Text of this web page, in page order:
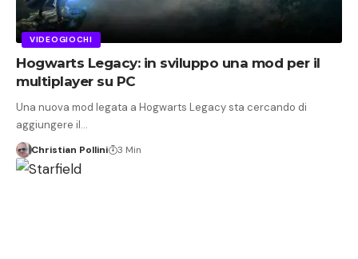
VIDEOGIOCHI
Hogwarts Legacy: in sviluppo una mod per il
multiplayer su PC
Una nuova mod legata a Hogwarts Legacy sta cercando di
aggiungere il…
Christian Pollini 3 Min